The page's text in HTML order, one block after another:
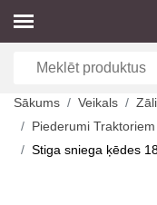
Sākums Veikals
Piederumi Traktoriem
Stiga sniega ķēdes